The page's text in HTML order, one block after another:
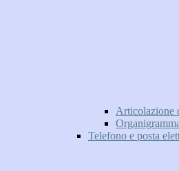
Articolazione
Telefono e posta